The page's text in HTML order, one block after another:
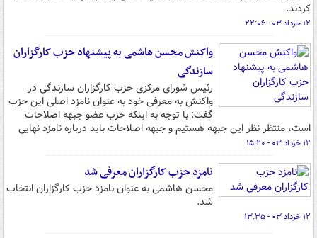
کردند.
۱۲ خرداد ۰۳ - ۲۲:۰۶
واکنش محسن هاشمی به پیشنهاد حزب کارگزاران
سازندگی
رئیس شورای مرکزی حزب کارگزاران سازندگی در
واکنش به معرفی خود به عنوان نامزد اصلی این حزب
گفت: با توجه به اینکه حزب عضو جبهه اصلاحات
است، منتظر نظر این جبهه هستیم و جبهه اصلاحات باید درباره نامزد نهایی
۱۲ خرداد ۰۳ - ۱۵:۲۰
نامزد حزب کارگزاران معرفی شد
محسن هاشمی به عنوان نامزد حزب کارگزاران انتخاب
شد.
۱۲ خرداد ۰۳ - ۱۳:۳۵